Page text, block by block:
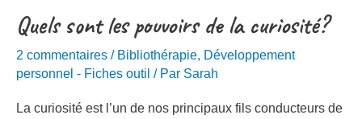
Quels sont les pouvoirs de la curiosité?
2 commentaires / Bibliothérapie, Développement
personnel - Fiches outil / Par Sarah
La curiosité est l’un de nos principaux fils conducteurs de